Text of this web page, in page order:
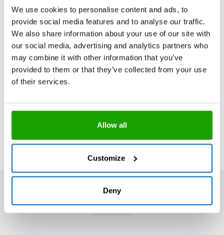
We use cookies to personalise content and ads, to
provide social media features and to analyse our traffic.
We also share information about your use of our site with
our social media, advertising and analytics partners who
may combine it with other information that you’ve
provided to them or that they’ve collected from your use
of their services.
Allow all
Customize
Deny
Stück pro Verpackungseinheit
20
Stück pro Palette
1200
Aus darstellungstechnischen Gründen können die
Mit Bestellcode versehene Produkte, Gebinde
und/oder Farben sind in handelsüblichen Mengen ab
Lager verfügbar.
Weitere Informationen